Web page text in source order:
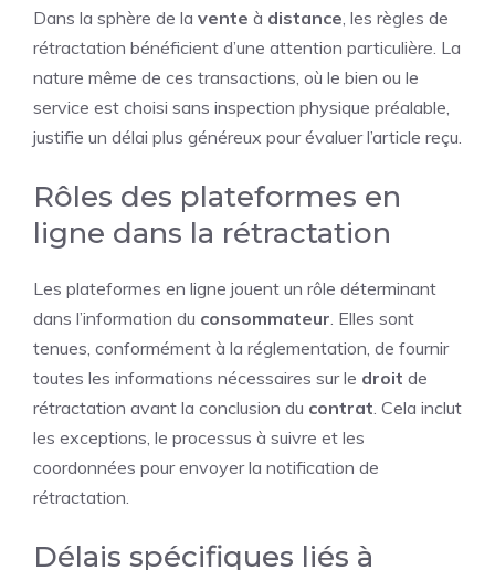
Dans la sphère de la vente à distance , les règles de
rétractation bénéficient d’une attention particulière. La
nature même de ces transactions, où le bien ou le
service est choisi sans inspection physique préalable,
justifie un délai plus généreux pour évaluer l’article reçu.
Rôles des plateformes en
ligne dans la rétractation
Les plateformes en ligne jouent un rôle déterminant
dans l’information du consommateur . Elles sont
tenues, conformément à la réglementation, de fournir
toutes les informations nécessaires sur le droit de
rétractation avant la conclusion du contrat . Cela inclut
les exceptions, le processus à suivre et les
coordonnées pour envoyer la notification de
rétractation.
Délais spécifiques liés à